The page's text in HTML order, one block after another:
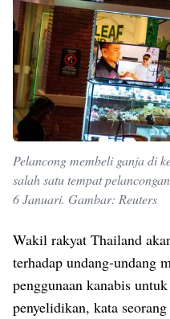
Pelancong membeli ganja di
salah satu tempat
6 Januari. Gambar: Reuters
Wakil rakyat Thailand
terhadap undang-undang
penggunaan kanabis
penyelidikan, kata